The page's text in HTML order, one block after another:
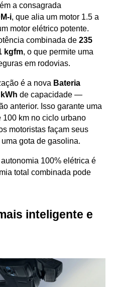
a consagrada
i, que alia um motor 1.5 a
motor elétrico potente.
combinada de 235
kgfm, o que permite uma
em rodovias.
é a nova Bateria
de capacidade —
anterior. Isso garante uma
km no ciclo urbano
motoristas façam seus
gota de gasolina.
100% elétrica é
total combinada pode
inteligente e